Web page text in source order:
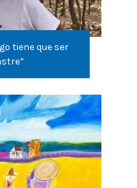
tiene que ser